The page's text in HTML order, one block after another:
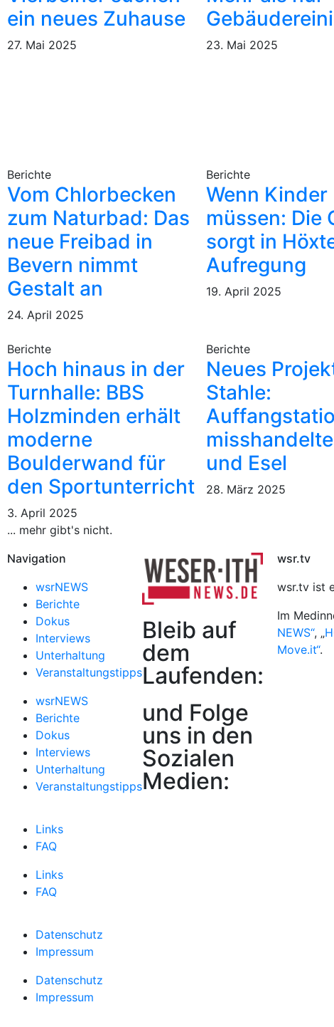
ein neues Zuhause
27. Mai 2025 23. Mai 2025
Berichte
Vom Chlorbecken
zum Naturbad: Das
neue Freibad in
Bevern nimmt
Gestalt an
24. April 2025
Berichte
Wenn Kinder
müssen: Die
sorgt in
Aufregung
19. April 2025
Berichte
Hoch hinaus in der
Turnhalle: BBS
Holzminden erhält
moderne
Boulderwand für
den Sportunterricht
3. April 2025
Berichte
Neues
Stahle:
und Esel
28. März 2025
... mehr gibt's nicht.
Navigation
wsrNEWS
Berichte
Dokus
Interviews
Unterhaltung
Veranstaltungstipps
wsrNEWS
Berichte
Dokus
Interviews
Unterhaltung
Veranstaltungstipps
Links
FAQ
Links
FAQ
Datenschutz
Impressum
Datenschutz
Impressum
Bleib auf
dem
Laufenden:
und Folge
uns in den
Sozialen
Medien:
wsr.tv
wsr.tv ist
Im
NEWS“, „
Move.it“.